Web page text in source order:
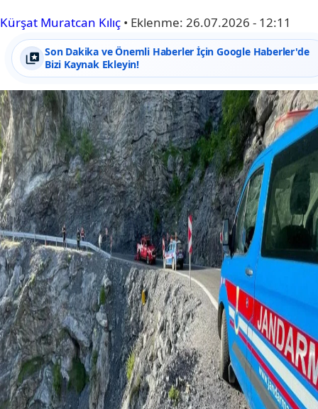
Kürşat Muratcan Kılıç • Eklenme: 26.07.2026 - 12:11
Son Dakika ve Önemli Haberler İçin Google Haberler'de
Bizi Kaynak Ekleyin!